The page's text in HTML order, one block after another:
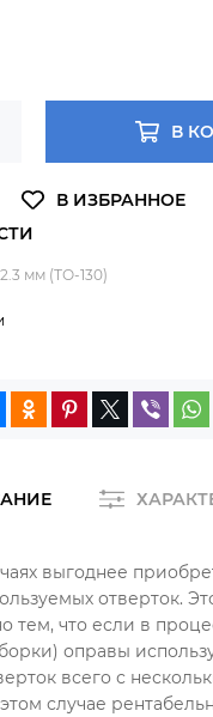
В
мм (ТО-130)
выгоднее
отверток.
тем, что если в
оправы
всего с
случае